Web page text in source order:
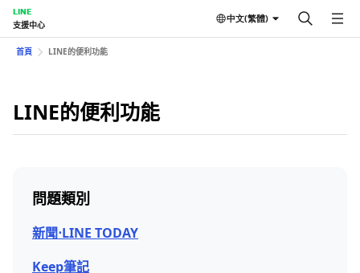
LINE
支援中心
中文(繁體)
首頁 LINE的便利功能
LINE的便利功能
問題類別
新聞⋅LINE TODAY
Keep筆記